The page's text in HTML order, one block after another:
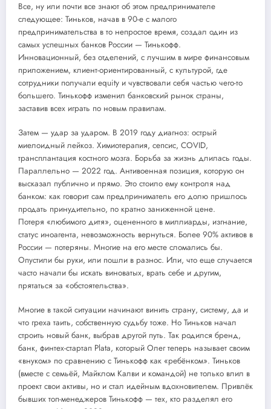
Все, ну или почти все знают об этом предпринимателе
следующее: Тиньков, начав в 90-е с малого
предпринимательства в то непростое время, создал один из
самых успешных банков России — Тинькофф.
Инновационный, без отделений, с лучшим в мире финансовым
приложением, клиент-ориентированный, с культурой, где
сотрудники получали equity и чувствовали себя частью чего-то
большего. Тинькофф изменил банковский рынок страны,
заставив всех играть по новым правилам.
Затем — удар за ударом. В 2019 году диагноз: острый
миелоидный лейкоз. Химиотерапия, сепсис, COVID,
трансплантация костного мозга. Борьба за жизнь длилась годы.
Параллельно — 2022 год. Антивоенная позиция, которую он
высказал публично и прямо. Это стоило ему контроля над
банком: как говорит сам предприниматель его долю пришлось
продать принудительно, по кратно заниженной цене.
Потеря «любимого дитя», оцененного в миллиарды, изгнание,
статус иноагента, невозможность вернуться. Более 90% активов в
России — потеряны. Многие на его месте сломались бы.
Опустили бы руки, или пошли в разнос. Или, что еще случается
часто начали бы искать виноватых, врать себе и другим,
прятаться за «обстоятельства».
Многие в такой ситуации начинают винить страну, систему, да и
что греха таить, собственную судьбу тоже. Но Тиньков начал
строить новый банк, выбрав другой путь. Так родился бренд,
банк, финтех-стартап Plata, который Олег теперь называет своим
«внуком» по сравнению с Тинькофф как «ребёнком». Тиньков
(вместе с семьёй, Майклом Калви и командой) не только влил в
проект свои активы, но и стал идейным вдохновителем. Привлёк
бывших топ-менеджеров Тинькофф — тех, кто разделял его